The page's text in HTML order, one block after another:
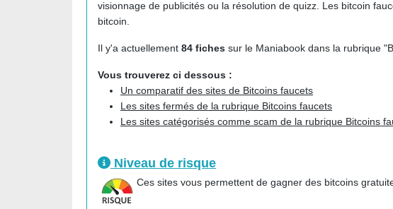
visionnage de publicités ou la résolution de quizz. Les bitcoin
bitcoin.
Il y'a actuellement 84 fiches sur le Maniabook dans la rubrique
Vous trouverez ci dessous :
Un comparatif des sites de Bitcoins faucets
Les sites fermés de la rubrique Bitcoins faucets
Les sites catégorisés comme scam de la rubrique Bitcoins
Niveau de risque
Ces sites vous permettent de gagner des bitcoins